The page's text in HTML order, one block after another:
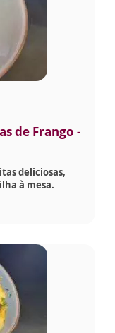
de Frango -
deliciosas,
à mesa.